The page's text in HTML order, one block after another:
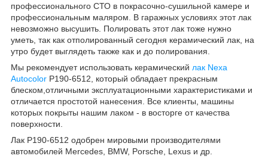
профессионального СТО в покрасочно-сушильной камере и
профессиональным маляром. В гаражных условиях этот лак
невозможно высушить. Полировать этот лак тоже нужно
уметь, так как отполированный сегодня керамический лак, на
утро будет выглядеть также как и до полирования.
Мы рекомендует использовать керамический лак Nexa
Autocolor P190-6512, который обладает прекрасным
блеском,отличными эксплуатационными характеристиками и
отличается простотой нанесения. Все клиенты, машины
которых покрыты нашим лаком - в восторге от качества
поверхности.
Лак P190-6512 одобрен мировыми производителями
автомобилей Mercedes, BMW, Porsche, Lexus и др.